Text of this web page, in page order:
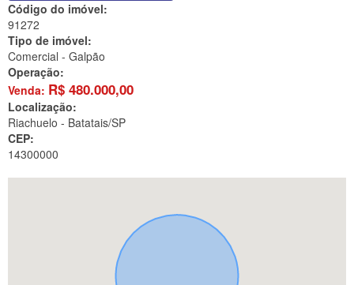
Código do imóvel:
91272
Tipo de imóvel:
Comercial - Galpão
Operação:
Venda: R$ 480.000,00
Localização:
Riachuelo - Batatais/SP
CEP:
14300000